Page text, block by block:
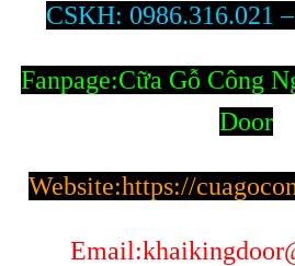
CSKH: 0986.316.021
Fanpage:Cữa Gỗ Công
Door
Website:https://
Email